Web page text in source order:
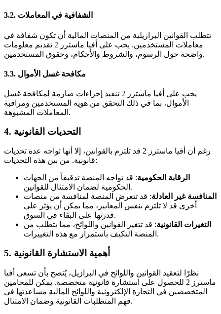
3.2. الشفافية في المعاملات
تتطلب القوانين البرازيلية من المنصات المالية أن تكون شفافة في
معاملات المستخدمين. يجب على أفيا ماسترز 2 تقديم معلومات
واضحة حول الرسوم، والشروط والأحكام، وحقوق المستخدمين.
3.3. مكافحة غسل الأموال
يجب على أفيا ماسترز 2 تنفيذ إجراءات صارمة لمكافحة غسل
الأموال، بما في ذلك التحقق من هوية المستخدمين ومراقبة
المعاملات المشبوهة.
4. التحديات القانونية
رغم أن أفيا ماسترز 2 قد تلتزم بالقوانين، إلا أنها تواجه عدة تحديات
قانونية. من بين هذه التحديات:
الرقابة الحكومية: قد تواجه المنصة تدقيقاً من الجهات
الحكومية لضمان الامتثال للقوانين.
المنافسة غير العادلة: قد تتعرض المنصة لمنافسة من منصات
أخرى قد لا تلتزم بنفس المعايير، مما يمكن أن يؤثر على
قدرتها على البقاء في السوق.
التغيرات القانونية: قد تتغير القوانين واللوائح، مما يتطلب من
المنصة التكيف باستمرار مع هذه التغييرات.
5. أهمية الاستشارة القانونية
نظرًا لتعقيد القوانين واللوائح في البرازيل، يُنصح بأن تسعى أفيا
ماسترز 2 للحصول على استشارة قانونية متخصصة. يمكن للمحامين
المتخصصين في التجارة الإلكترونية واللوائح المالية مساعدتها في
فهم المتطلبات القانونية وضمان الامتثال.